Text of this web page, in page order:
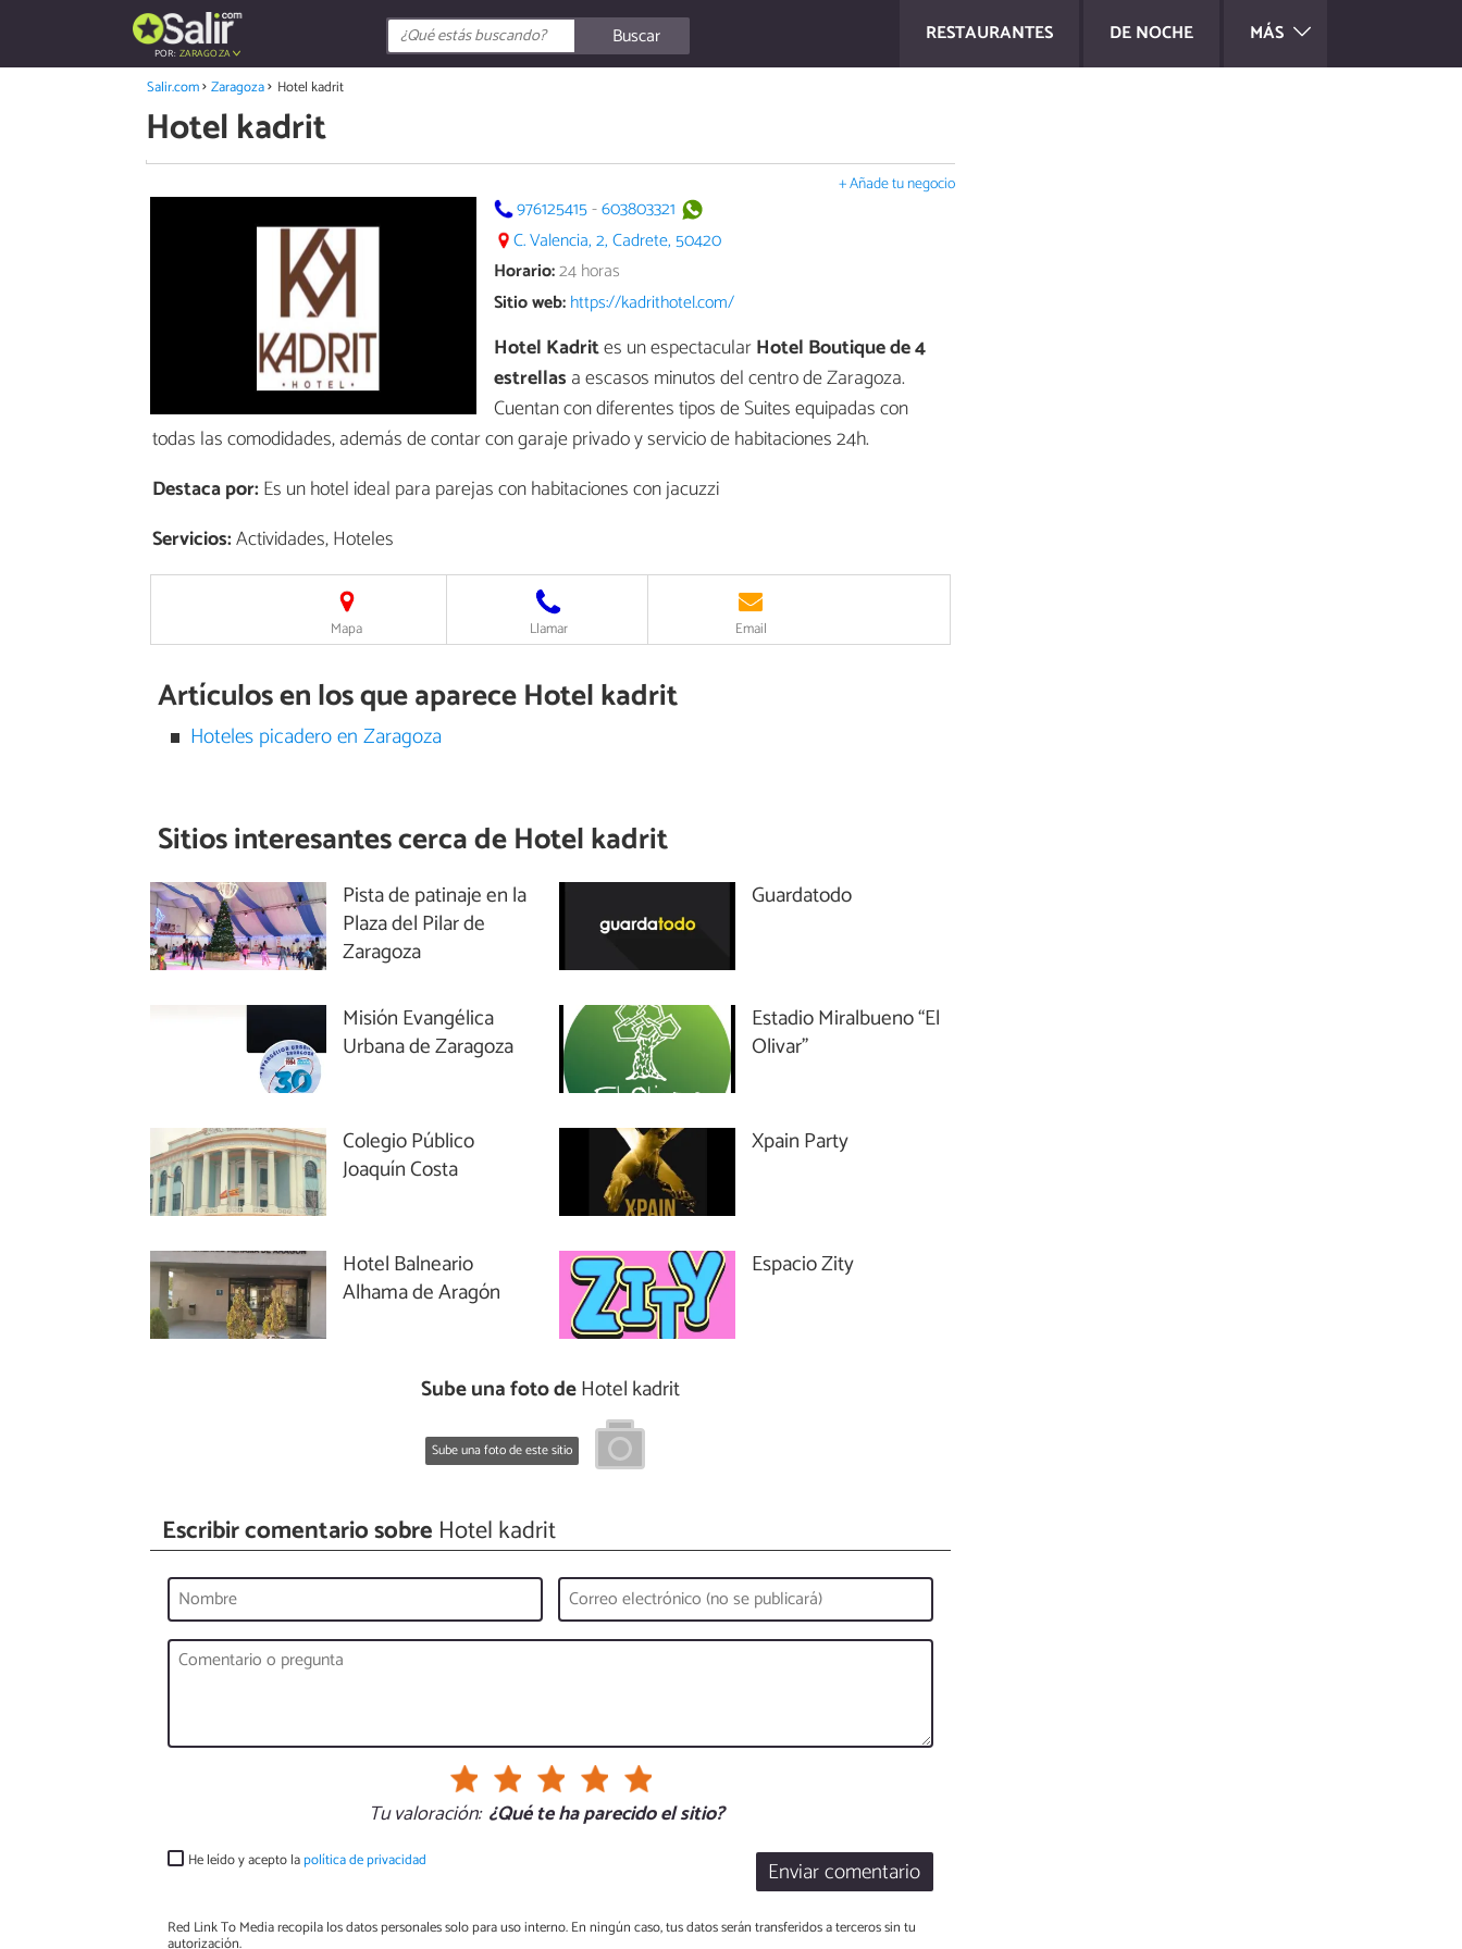
RESTAURANTES DE NOCHE MÁS
POR: ZARAGOZA
Buscar
Salir.com Zaragoza Hotel kadrit
Hotel kadrit
+ Añade tu negocio
976125415-603803321
C. Valencia, 2, Cadrete, 50420
Horario:24 horas
Sitio web:https://kadrithotel.com/
Hotel Kadrites un espectacularHotel Boutique de 4
estrellas a escasos minutos del centro de Zaragoza.
Cuentan con diferentes tipos de Suites equipadas con
todas las comodidades, además de contar con garaje privado y servicio de habitaciones 24h.
Destaca por:Es un hotel ideal para parejas con habitaciones con jacuzzi
Servicios:Actividades, Hoteles
Mapa Llamar Email
Artículos en los que aparece Hotel kadrit
Hoteles picadero en Zaragoza
Sitios interesantes cerca deHotel kadrit
Pista de patinaje en la
Plaza del Pilar de
Zaragoza
Guardatodo
Misión Evangélica
Urbana de Zaragoza
Estadio Miralbueno “El
Olivar”
Colegio Público
Joaquín Costa
Xpain Party
Hotel Balneario
Alhama de Aragón
Espacio Zity
Sube una foto deHotel kadrit
Sube una foto de este sitio
Escribir comentario sobre Hotel kadrit
Tu valoración: ¿Qué te ha parecido el sitio?
Enviar comentario
He leído y acepto lapolítica de privacidad
Red Link To Media recopila los datos personales solo para uso interno. En ningún caso, tus datos serán transferidos a terceros sin tu
autorización.